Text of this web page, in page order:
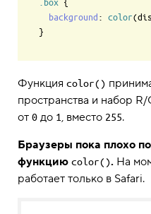
.box {
background : color
Функция color()
пространства и набор
от 0 до 1, вместо 255.
Браузеры пока плохо
функцию color(). На
работает только в Safari.